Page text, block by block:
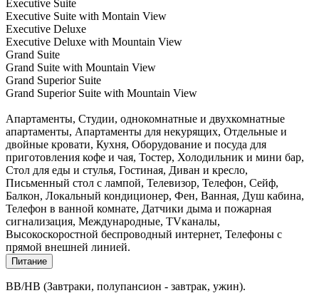
Executive Suite
Executive Suite with Montain View
Executive Deluxe
Executive Deluxe with Mountain View
Grand Suite
Grand Suite with Mountain View
Grand Superior Suite
Grand Superior Suite with Mountain View
Апартаменты, Студии, однокомнатные и двухкомнатные
апартаменты, Апартаменты для некурящих, Отдельные и
двойные кровати, Кухня, Оборудование и посуда для
приготовления кофе и чая, Тостер, Холодильник и мини бар,
Стол для еды и стулья, Гостиная, Диван и кресло,
Письменный стол с лампой, Телевизор, Телефон, Сейф,
Балкон, Локальный кондиционер, Фен, Ванная, Душ кабина,
Телефон в ванной комнате, Датчики дыма и пожарная
сигнализация, Международные, TVканалы,
Высокоскоростной беспроводный интернет, Телефоны с
прямой внешней линией.
Питание
BB/HB (Завтраки, полупансион - завтрак, ужин).